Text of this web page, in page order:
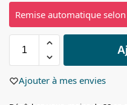
Remise automatique
Ajouter à mes envies